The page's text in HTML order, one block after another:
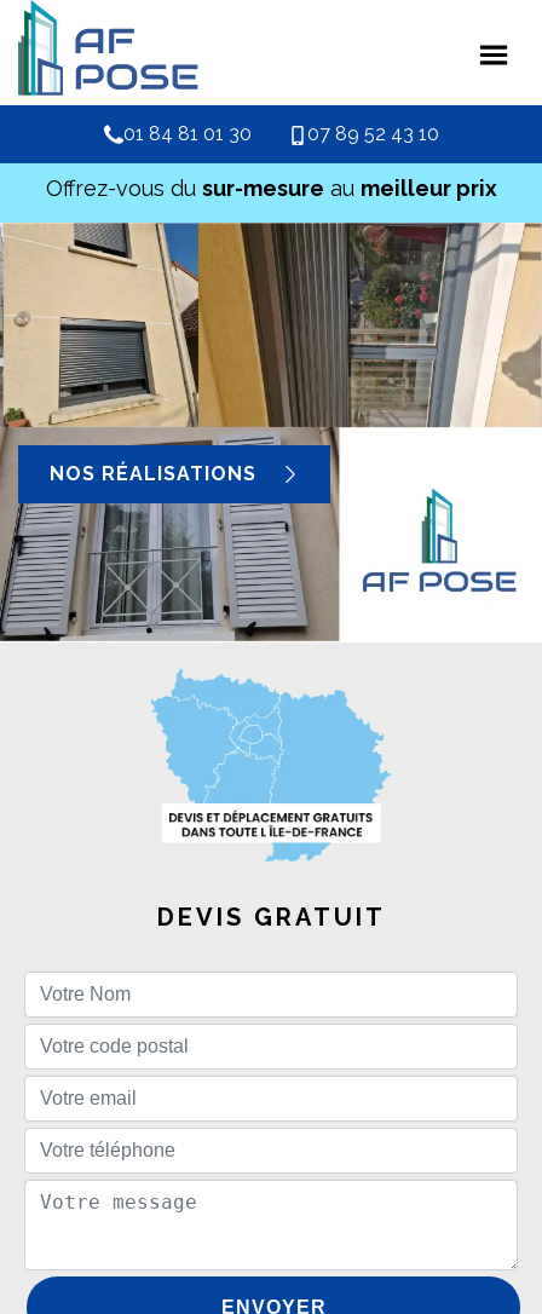
01 84 81 01 30 07 89 52 43 10
Offrez-vous du sur-mesure au meilleur prix
NOS RÉALISATIONS
DEVIS GRATUIT